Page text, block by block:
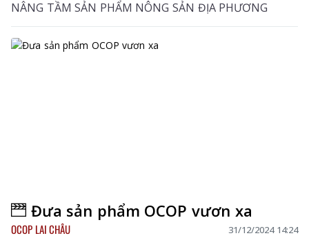
NÂNG TẦM SẢN PHẨM NÔNG SẢN ĐỊA PHƯƠNG
Đưa sản phẩm OCOP vươn xa
OCOP LAI CHÂU 31/12/2024 14:24